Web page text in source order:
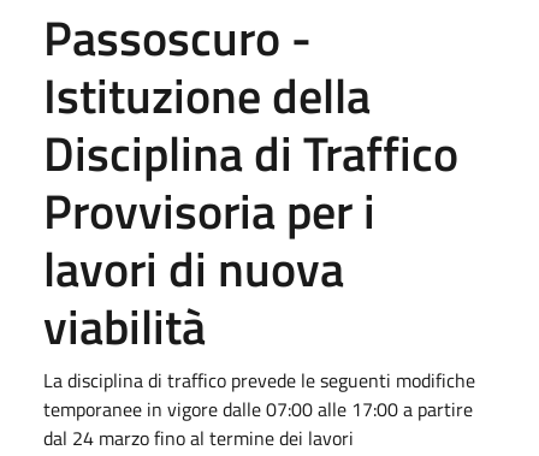
Passoscuro -
Istituzione della
Disciplina di Traffico
Provvisoria per i
lavori di nuova
viabilità
La disciplina di traffico prevede le seguenti modifiche
temporanee in vigore dalle 07:00 alle 17:00 a partire
dal 24 marzo fino al termine dei lavori